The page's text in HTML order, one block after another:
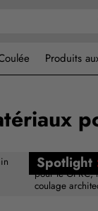
Produits
Spotlight
Buddy
pour le GFRC,
coulage